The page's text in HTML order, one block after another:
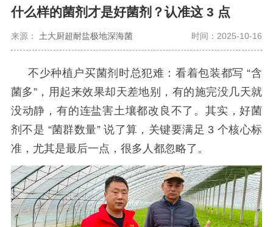
什么样的菌剂才是好菌剂？认准这 3 点
来源： 土大厨超耐盐极地深海菌 时间：2025-10-16
不少种植户买菌剂时总犯难：看着包装都写 “含
菌多”，用起来效果却天差地别，有的施完没几天就
没动静，有的连盐害土壤都改良不了。其实，好菌
剂不是 “菌群数量” 说了算，关键要满足 3 个核心标
准，尤其是最后一点，很多人都忽略了。